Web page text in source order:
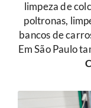
limpeza de
poltronas,
bancos de
Em São Paulo